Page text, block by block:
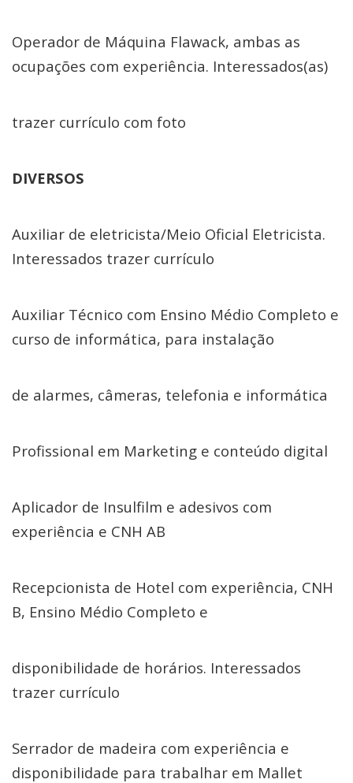
Operador de Máquina Flawack, ambas as
ocupações com experiência. Interessados(as)
trazer currículo com foto
DIVERSOS
Auxiliar de eletricista/Meio Oficial Eletricista.
Interessados trazer currículo
Auxiliar Técnico com Ensino Médio Completo e
curso de informática, para instalação
de alarmes, câmeras, telefonia e informática
Profissional em Marketing e conteúdo digital
Aplicador de Insulfilm e adesivos com
experiência e CNH AB
Recepcionista de Hotel com experiência, CNH
B, Ensino Médio Completo e
disponibilidade de horários. Interessados
trazer currículo
Serrador de madeira com experiência e
disponibilidade para trabalhar em Mallet